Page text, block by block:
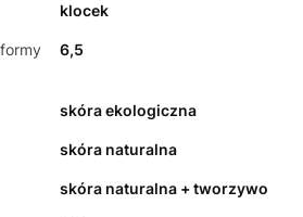
klocek
6,5
skóra ekologiczna
skóra naturalna
skóra naturalna + tworzywo